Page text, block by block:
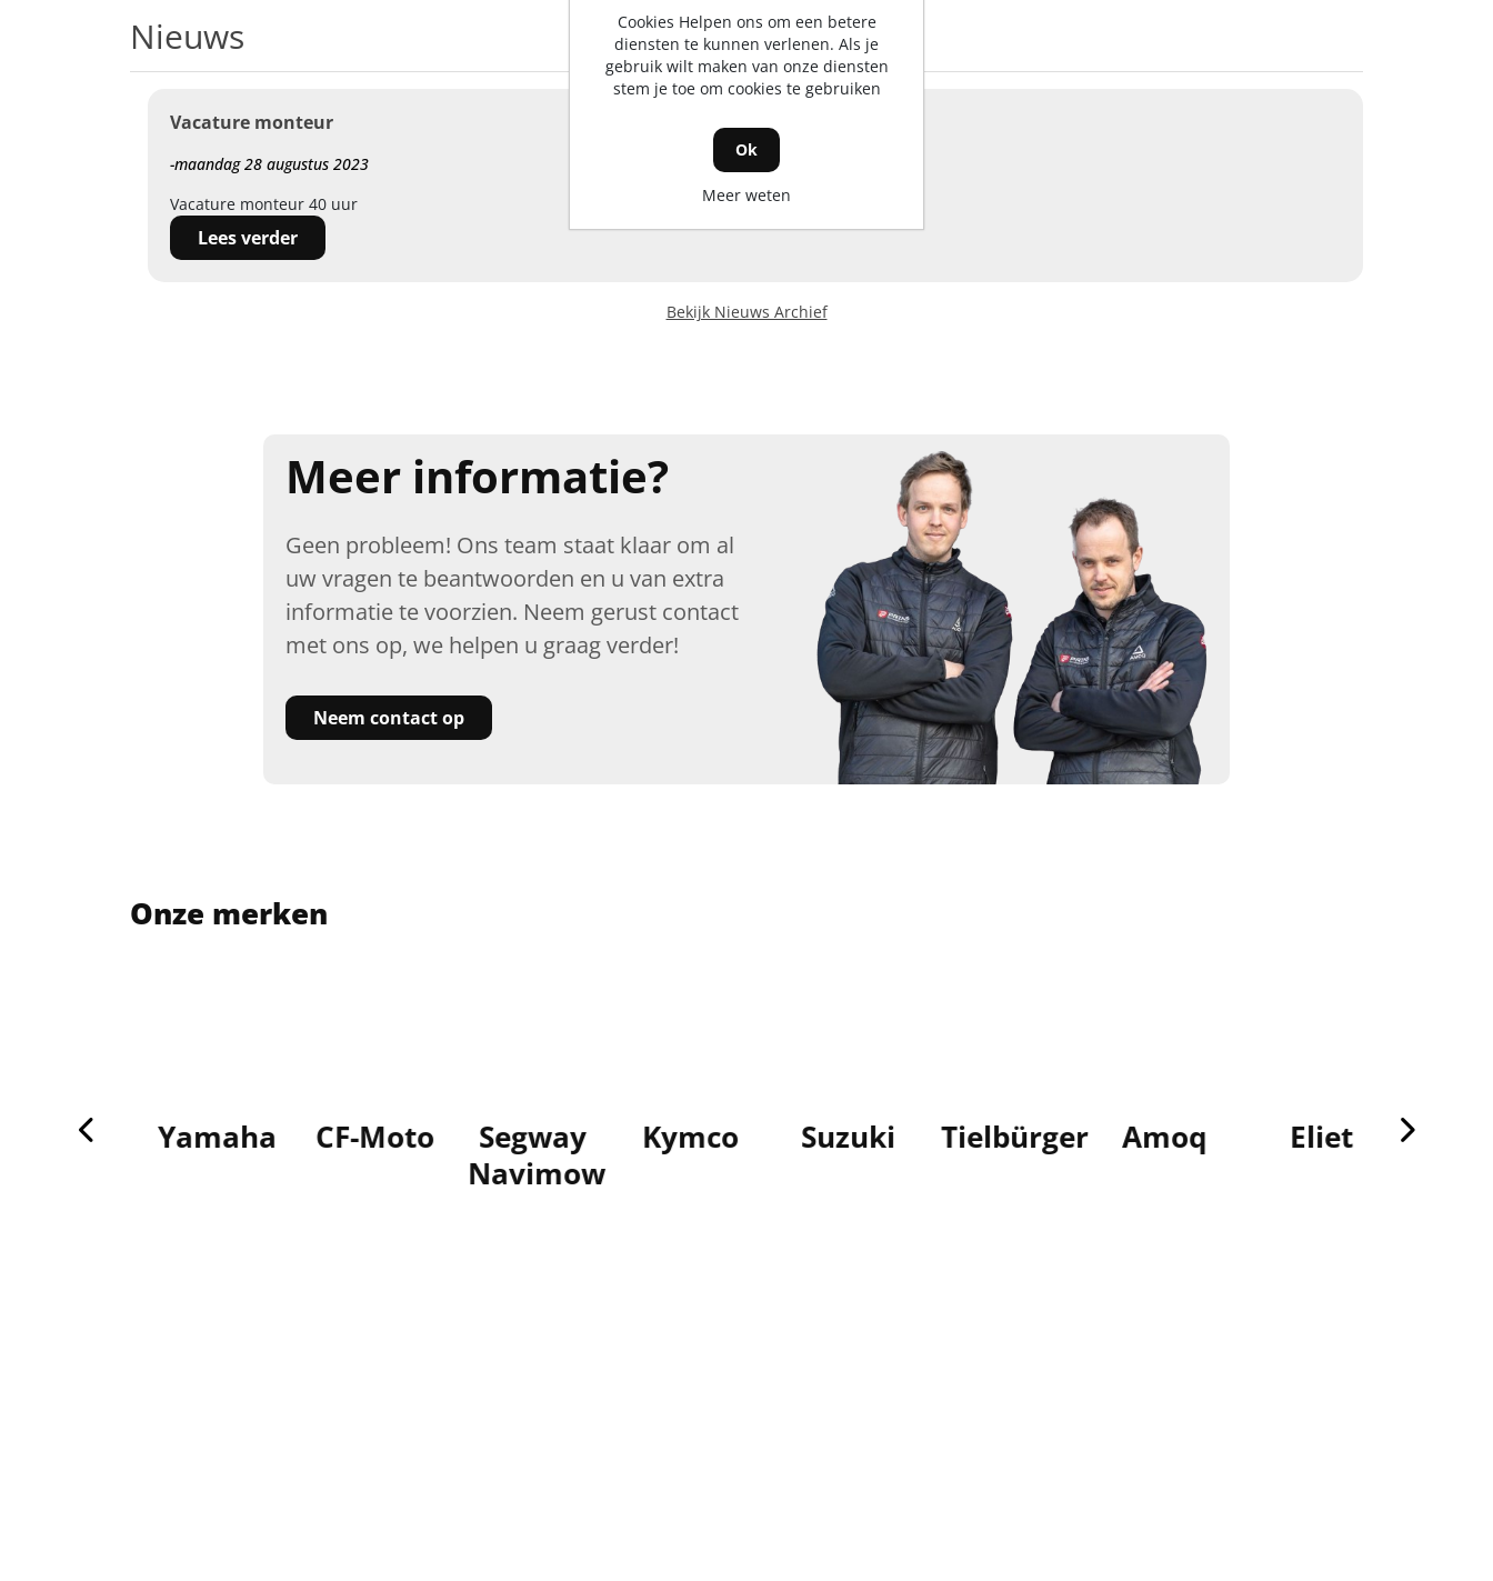
Nieuws
Vacature monteur
-maandag 28 augustus 2023
Vacature monteur 40 uur
Lees verder
Bekijk Nieuws Archief
Meer informatie?
Geen probleem! Ons team staat klaar om al
uw vragen te beantwoorden en u van extra
informatie te voorzien. Neem gerust contact
met ons op, we helpen u graag verder!
Neem contact op
Onze merken
am Yamaha CF-Moto
Segway
Navimow
Kymco Suzuki Tielbürger Amoq Eliet
Cookies Helpen ons om een betere
diensten te kunnen verlenen. Als je
gebruik wilt maken van onze diensten
stem je toe om cookies te gebruiken
Ok
Meer weten